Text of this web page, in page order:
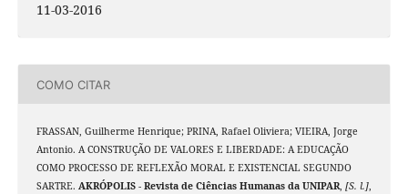
11-03-2016
COMO CITAR
FRASSAN, Guilherme Henrique; PRINA, Rafael Oliviera; VIEIRA, Jorge
Antonio. A CONSTRUÇÃO DE VALORES E LIBERDADE: A EDUCAÇÃO
COMO PROCESSO DE REFLEXÃO MORAL E EXISTENCIAL SEGUNDO
SARTRE. AKRÓPOLIS - Revista de Ciências Humanas da UNIPAR, [S. l.],